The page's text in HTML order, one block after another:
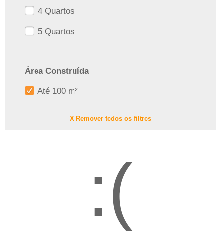
4 Quartos
5 Quartos
Área Construída
Até 100 m²
X Remover todos os filtros
:(